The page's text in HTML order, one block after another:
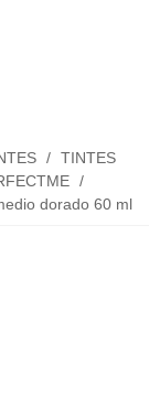
/ TINTES
/
dorado 60 ml